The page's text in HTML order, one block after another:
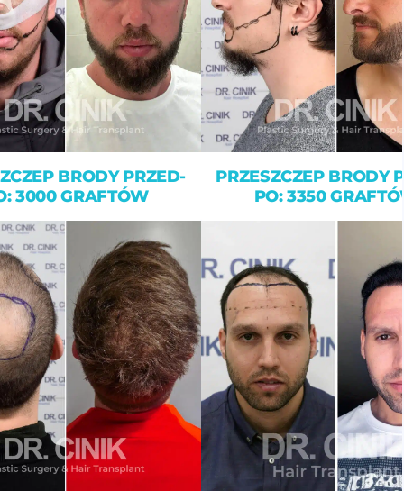
BRODY PRZED-
3000 GRAFTÓW
PRZESZCZEP BRODY
PO: 3350